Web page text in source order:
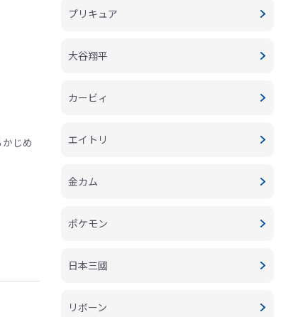
じめ
プリキュア
大谷翔平
カービィ
エイトリ
金カム
ポケモン
日本三國
リボーン